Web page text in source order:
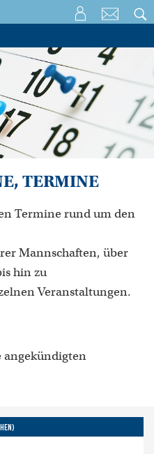
TERMINE
Termine rund um den
Mannschaften, über
hin zu
Veranstaltungen.
angekündigten